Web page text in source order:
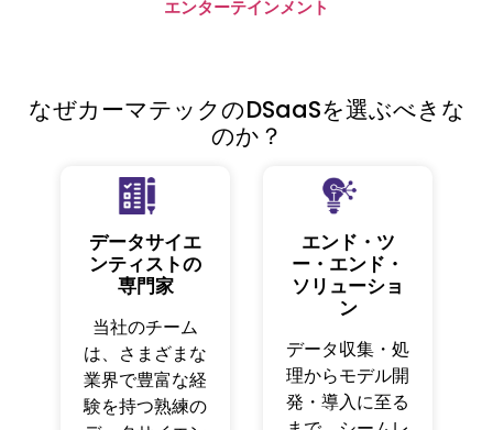
エンターテインメント
なぜカーマテックのDSaaSを選ぶべきな
のか？
データサイエ
ンティストの
専門家
当社のチーム
は、さまざまな
業界で豊富な経
験を持つ熟練の
エンド・ツ
ー・エンド・
ソリューショ
ン
データ収集・処
理からモデル開
発・導入に至る